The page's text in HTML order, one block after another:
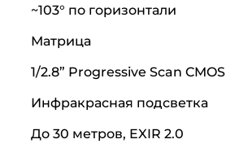
~103° по горизонтали
Матрица
1/2.8” Progressive Scan CMOS
Инфракрасная подсветка
До 30 метров, EXIR 2.0